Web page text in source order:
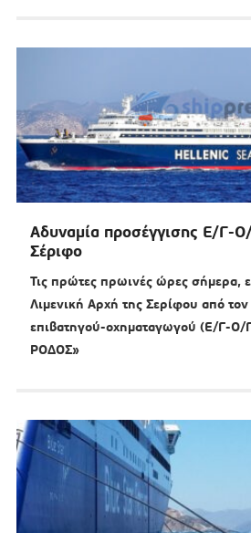
Αδυναμία προσέγγισης Ε/Γ-
Σέριφο
Τις πρώτες πρωινές ώρες σήμερα,
Λιμενική Αρχή της Σερίφου από
επιβατηγού-οχηματαγωγού (Ε/Γ-Ο/
ΡΟΔΟΣ»